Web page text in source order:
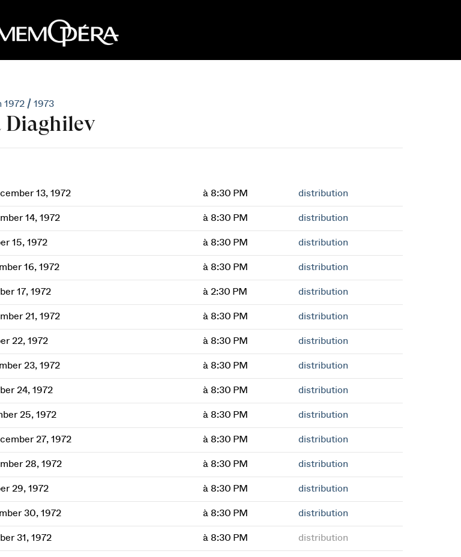
1972 / 1973
Diaghilev
13, 1972 à 8:30 PM distribution
14, 1972 à 8:30 PM distribution
15, 1972 à 8:30 PM distribution
16, 1972 à 8:30 PM distribution
17, 1972 à 2:30 PM distribution
21, 1972 à 8:30 PM distribution
22, 1972 à 8:30 PM distribution
23, 1972 à 8:30 PM distribution
24, 1972 à 8:30 PM distribution
25, 1972 à 8:30 PM distribution
27, 1972 à 8:30 PM distribution
28, 1972 à 8:30 PM distribution
29, 1972 à 8:30 PM distribution
30, 1972 à 8:30 PM distribution
31, 1972 à 8:30 PM distribution